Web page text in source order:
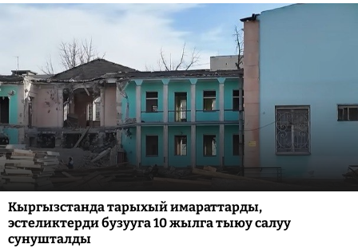
Кыргызстанда тарыхый имараттарды,
эстеликтерди бузууга 10 жылга тыюу салуу
сунушталды